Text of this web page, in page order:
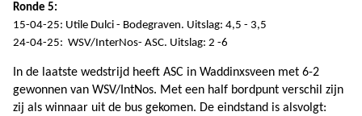
Ronde 5:
15-04-25: Utile Dulci - Bodegraven. Uitslag: 4,5 - 3,5
24-04-25: WSV/InterNos- ASC. Uitslag: 2 -6
In de laatste wedstrijd heeft ASC in Waddinxsveen met 6-2
gewonnen van WSV/IntNos. Met een half bordpunt verschil zijn
zij als winnaar uit de bus gekomen. De eindstand is alsvolgt: